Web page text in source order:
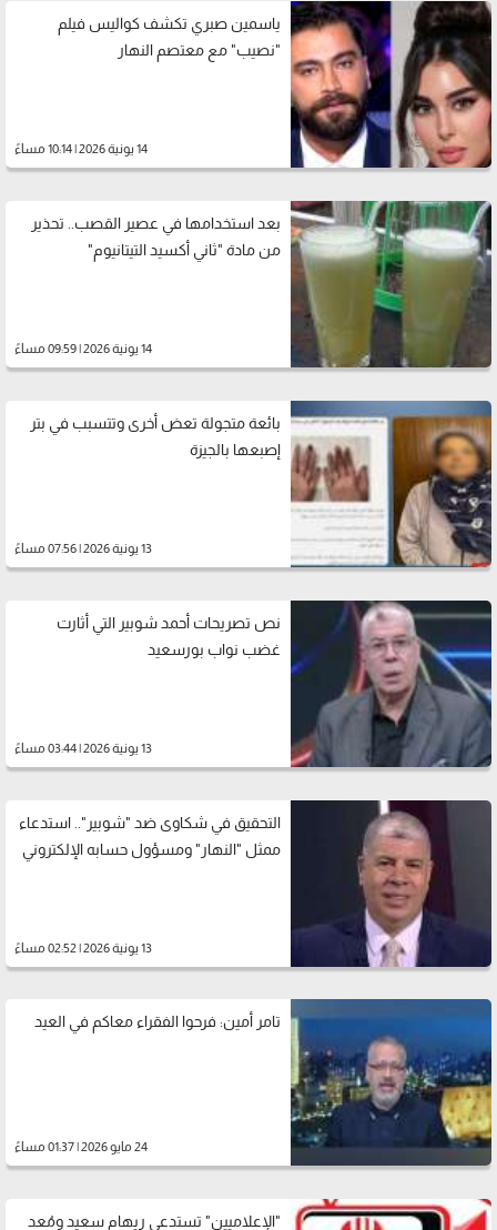
ياسمين صبري تكشف كواليس فيلم
"نصيب" مع معتصم النهار
14 يونية 2026 | 10:14 مساءً
بعد استخدامها في عصير القصب.. تحذير
من مادة "ثاني أكسيد التيتانيوم"
14 يونية 2026 | 09:59 مساءً
بائعة متجولة تعض أخرى وتتسبب في بتر
إصبعها بالجيزة
13 يونية 2026 | 07:56 مساءً
نص تصريحات أحمد شوبير التي أثارت
غضب نواب بورسعيد
13 يونية 2026 | 03:44 مساءً
التحقيق في شكاوى ضد "شوبير".. استدعاء
ممثل "النهار" ومسؤول حسابه الإلكتروني
13 يونية 2026 | 02:52 مساءً
تامر أمين: فرحوا الفقراء معاكم في العيد
24 مايو 2026 | 01:37 مساءً
"الإعلاميين" تستدعي ريهام سعيد ومُعد